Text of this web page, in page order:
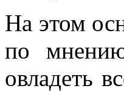
На этом
по
овладеть